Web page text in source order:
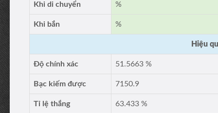
Khi di chuyển %
Khi bắn %
Hiệu
Độ chính xác 51.5663 %
Bạc kiếm được 7150.9
Tỉ lệ thắng 63.433 %